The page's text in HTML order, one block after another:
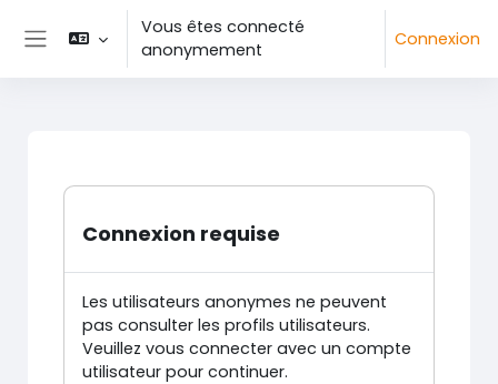
Passer au contenu principal
Panneau latéral
Vous êtes connecté
anonymement
Connexion
Connexion requise
Les utilisateurs anonymes ne peuvent
pas consulter les profils utilisateurs.
Veuillez vous connecter avec un compte
utilisateur pour continuer.